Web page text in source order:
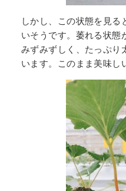
しかし、この状態を見る
いそうです。萎れる状態
みずみずしく、たっぷり
います。このまま美味し